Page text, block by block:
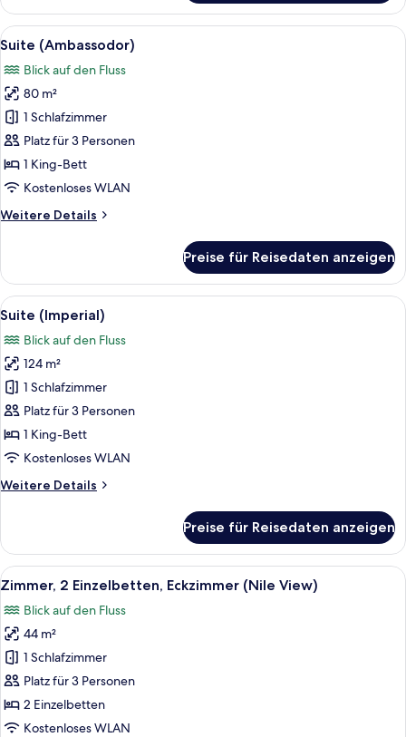
Zimmer,
1 King-
Bett,
Stadtblick,
Eckzimmer
Alle
Fotos
für
Suite
(Ambassodor)
anzeigen
Ein Hotelzimmer mit einem Bett,
10
Suite (Ambassodor)
Blick auf den Fluss
80 m²
1 Schlafzimmer
Platz für 3 Personen
1 King-Bett
Kostenloses WLAN
Weitere Details
Weitere
(Ambassodor)
Preise für Reisedaten anzeigen
Alle
Fotos
für
Suite
(Imperial)
anzeigen
Ein Hotel-Essbereich mit einem
9
Suite (Imperial)
Blick auf den Fluss
124 m²
1 Schlafzimmer
Platz für 3 Personen
1 King-Bett
Kostenloses WLAN
Weitere Details
Weitere
(Imperial)
Preise für Reisedaten anzeigen
Alle
Fotos
für
Zimmer,
2 Einzelbetten,
Eckzimmer
(Nile
View)
Eine Stadtansicht mit Fluss, Brücke
11
Zimmer, 2 Einzelbetten, Eckzimmer (Nile View)
Blick auf den Fluss
44 m²
1 Schlafzimmer
Platz für 3 Personen
2 Einzelbetten
Kostenloses WLAN